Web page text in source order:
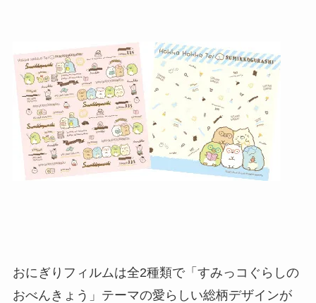
おにぎりフィルムは全2種類で「すみっコぐらしの
おべんきょう」テーマの愛らしい総柄デザインが